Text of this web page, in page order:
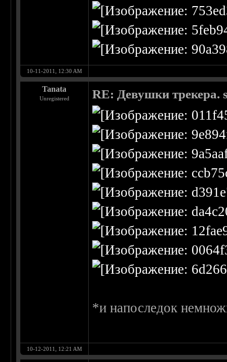
10-11-2011, 12:30 AM
Tanata
Unregistered RE: Девушки трекера.
*и напоследок
10-12-2011, 12:21 AM